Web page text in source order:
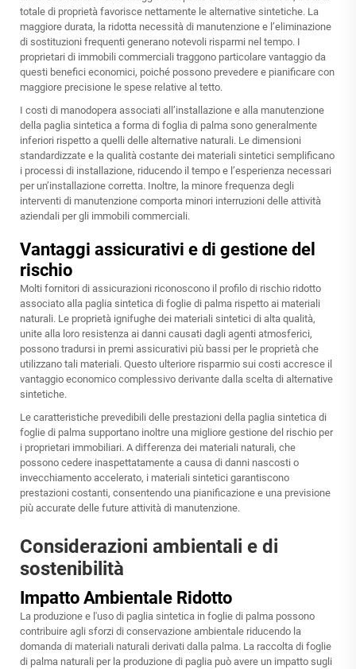
totale di proprietà favorisce nettamente le alternative sintetiche. La
maggiore durata, la ridotta necessità di manutenzione e l’eliminazione
di sostituzioni frequenti generano notevoli risparmi nel tempo. I
proprietari di immobili commerciali traggono particolare vantaggio da
questi benefici economici, poiché possono prevedere e pianificare con
maggiore precisione le spese relative al tetto.
I costi di manodopera associati all’installazione e alla manutenzione
della paglia sintetica a forma di foglia di palma sono generalmente
inferiori rispetto a quelli delle alternative naturali. Le dimensioni
standardizzate e la qualità costante dei materiali sintetici semplificano
i processi di installazione, riducendo il tempo e l’esperienza necessari
per un’installazione corretta. Inoltre, la minore frequenza degli
interventi di manutenzione comporta minori interruzioni delle attività
aziendali per gli immobili commerciali.
Vantaggi assicurativi e di gestione del
rischio
Molti fornitori di assicurazioni riconoscono il profilo di rischio ridotto
associato alla paglia sintetica di foglie di palma rispetto ai materiali
naturali. Le proprietà ignifughe dei materiali sintetici di alta qualità,
unite alla loro resistenza ai danni causati dagli agenti atmosferici,
possono tradursi in premi assicurativi più bassi per le proprietà che
utilizzano tali materiali. Questo ulteriore risparmio sui costi accresce il
vantaggio economico complessivo derivante dalla scelta di alternative
sintetiche.
Le caratteristiche prevedibili delle prestazioni della paglia sintetica di
foglie di palma supportano inoltre una migliore gestione del rischio per
i proprietari immobiliari. A differenza dei materiali naturali, che
possono cedere inaspettatamente a causa di danni nascosti o
invecchiamento accelerato, i materiali sintetici garantiscono
prestazioni costanti, consentendo una pianificazione e una previsione
più accurate delle future attività di manutenzione.
Considerazioni ambientali e di
sostenibilità
Impatto Ambientale Ridotto
La produzione e l'uso di paglia sintetica in foglie di palma possono
contribuire agli sforzi di conservazione ambientale riducendo la
domanda di materiali naturali derivati dalla palma. La raccolta di foglie
di palma naturali per la produzione di paglia può avere un impatto sugli